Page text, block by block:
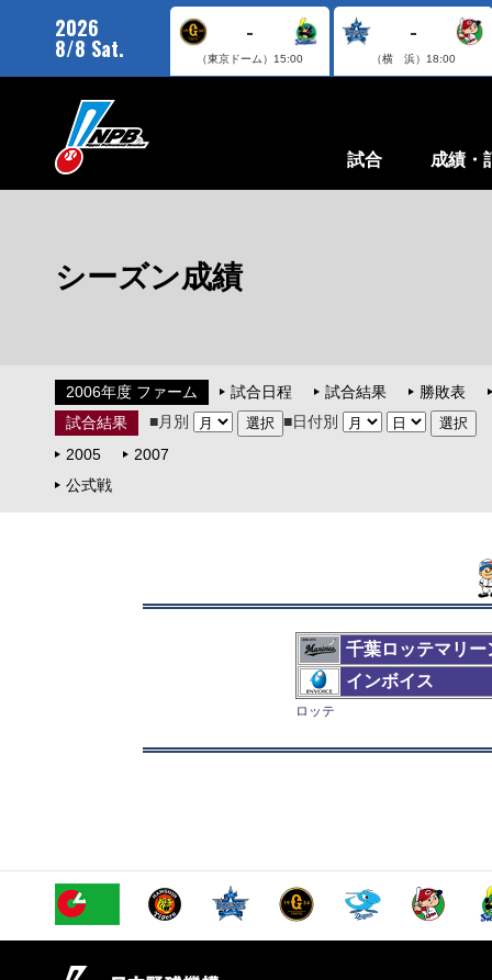
2026
8/8 Sat.
-
（東京ドーム） 15:00
-
（横 浜） 18:00
試合 成績・
シーズン成績
2006年度 ファーム 試合日程 試合結果
勝敗表
試合結果
■月別
■日付別
2005
2007
公式戦
千葉ロッテマリー
インボイス
ロッテ